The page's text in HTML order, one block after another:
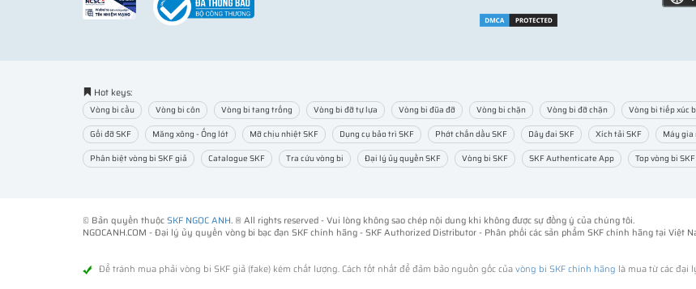
Hot keys:
Vòng bi cầu Vòng bi côn Vòng bi tang trống Vòng bi đỡ tự lựa Vòng bi đũa đỡ Vòng bi chặn Vòng bi đỡ chặn Vòng bi tiếp xúc
Gối đỡ SKF
Măng xông - Ống lót Mỡ chịu nhiệt SKF Dụng cụ bảo trì SKF Phớt chắn dầu SKF Dây đai SKF Xích tải SKF Máy gia
Phân biệt vòng bi SKF giả
Catalogue SKF Tra cứu vòng bi Đại lý ủy quyền SKF Vòng bi SKF SKF Authenticate App Top vòng bi
© Bản quyền thuộcSKF NGỌC ANH. ® All rights reserved - Vui lòng không sao chép nội dung khi không được sự đồng ý của chúng tôi.
NGOCANH.COM - Đại lý ủy quyền vòng bi bạc đạn SKF chính hãng -SKF Authorized Distributor- Phân phối các sản phẩm SKF chính hãng tại Việt
Để tránh mua phải vòng bi SKF giả (fake) kém chất lượng. Cách tốt nhất để đảm bảo nguồn gốc củavòng bi SKF chính hãng là mua từ các đại